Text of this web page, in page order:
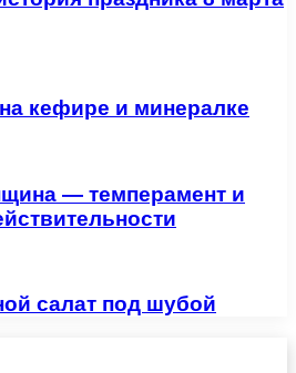
кефире и минералке
— темперамент и
салат под шубой